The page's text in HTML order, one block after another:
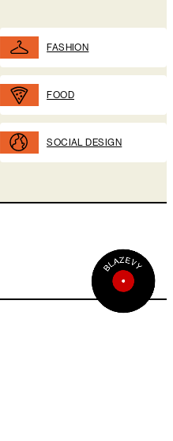
FASHION
FOOD
SOCIAL DESIGN